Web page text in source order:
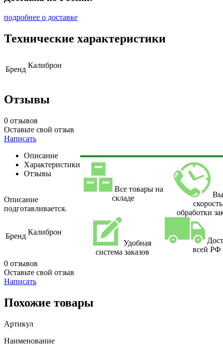
подробнее о доставке
Технические характеристики
Бренд Калиброн
Отзывы
0 отзывов
Оставьте свой отзыв
Написать
Описание
Характеристики
Отзывы
Описание
подготавливается.
Бренд Калиброн
0 отзывов
Оставьте свой отзыв
Написать
Все товары на
складе
скорость
обработки
Удобная
система заказов
всей РФ
Похожие товары
Артикул
Наименование